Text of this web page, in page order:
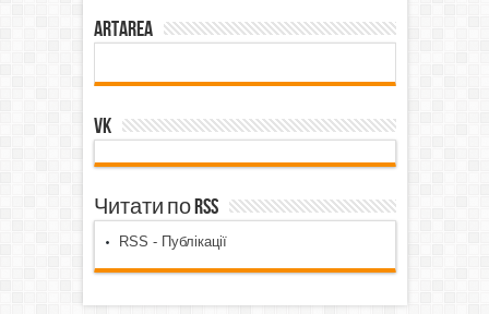
ArtArea
VK
Читати по RSS
RSS - Публікації